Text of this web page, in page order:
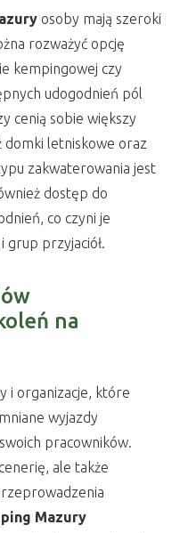
osoby mają szeroki
rozważyć opcję
kempingowej czy
udogodnień pól
cenią sobie większy
letniskowe oraz
zakwaterowania jest
dostęp do
co czyni je
przyjaciół.
na
i organizacje, które
wyjazdy
pracowników.
ale także
Mazury